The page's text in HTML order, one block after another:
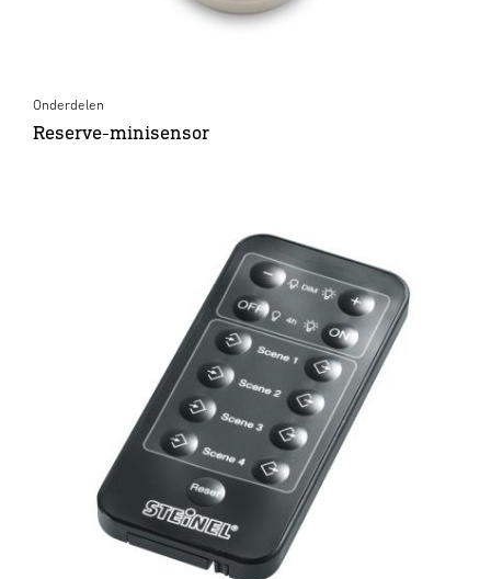
Onderdelen
Reserve-minisensor